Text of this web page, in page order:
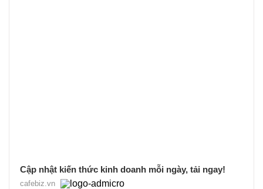
Cập nhật kiến thức kinh doanh mỗi ngày, tải ngay!
cafebiz.vn